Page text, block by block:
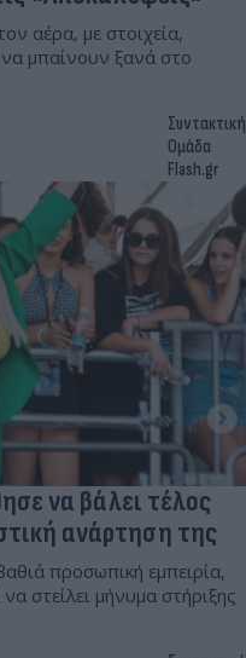
αέρα, με στοιχεία,
να μπαίνουν ξανά στο
Συντακτική
Ομάδα
Flash.gr
να βάλει τέλος
ανάρτηση της
προσωπική εμπειρία,
στείλει μήνυμα στήριξης